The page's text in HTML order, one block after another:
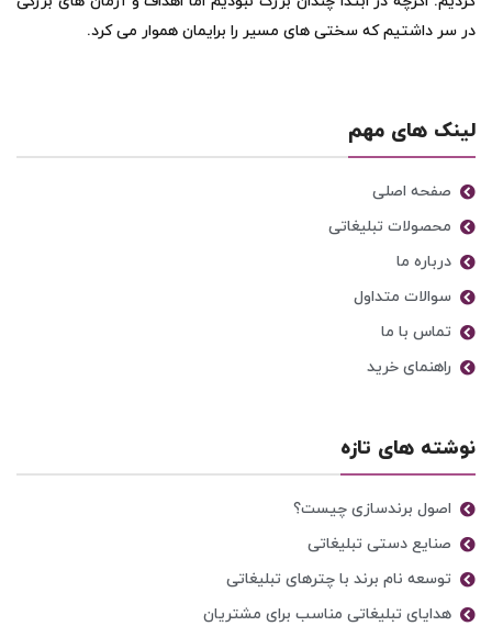
در سر داشتیم که سختی های مسیر را برایمان هموار می کرد.
لینک های مهم
صفحه اصلی
محصولات تبلیغاتی
درباره ما
سوالات متداول
تماس با ما
راهنمای خرید
نوشته های تازه
اصول برندسازی چیست؟
صنایع دستی تبلیغاتی
توسعه نام برند با چترهای تبلیغاتی
هدایای تبلیغاتی مناسب برای مشتریان